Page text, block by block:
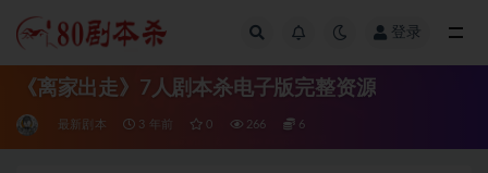
登录
《离家出走》7人剧本杀电子版完整资源
最新剧本 3 年前 0 266 6